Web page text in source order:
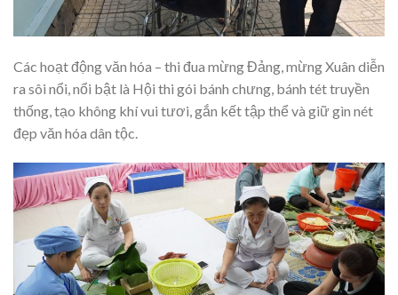
Các hoạt động văn hóa – thi đua mừng Đảng, mừng Xuân diễn
ra sôi nổi, nổi bật là Hội thi gói bánh chưng, bánh tét truyền
thống, tạo không khí vui tươi, gắn kết tập thể và giữ gìn nét
đẹp văn hóa dân tộc.